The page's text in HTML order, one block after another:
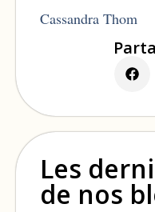
Cassandra Thom
Les
de nos